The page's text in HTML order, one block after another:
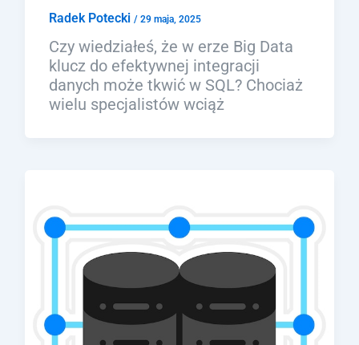
Radek Potecki / 29 maja, 2025
Czy wiedziałeś, że w erze Big Data
klucz do efektywnej integracji
danych może tkwić w SQL? Chociaż
wielu specjalistów wciąż